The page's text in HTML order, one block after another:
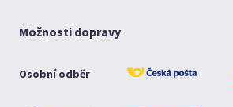
Možnosti dopravy
Osobní odběr